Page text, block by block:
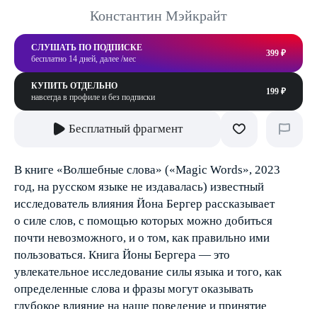
Константин Мэйкрайт
СЛУШАТЬ ПО ПОДПИСКЕ
бесплатно 14 дней, далее /мес
399 ₽
КУПИТЬ ОТДЕЛЬНО
навсегда в профиле и без подписки
199 ₽
Бесплатный фрагмент
В книге «Волшебные слова» («Magic Words», 2023
год, на русском языке не издавалась) известный
исследователь влияния Йона Бергер рассказывает
о силе слов, с помощью которых можно добиться
почти невозможного, и о том, как правильно ими
пользоваться. Книга Йоны Бергера — это
увлекательное исследование силы языка и того, как
определенные слова и фразы могут оказывать
глубокое влияние на наше поведение и принятие